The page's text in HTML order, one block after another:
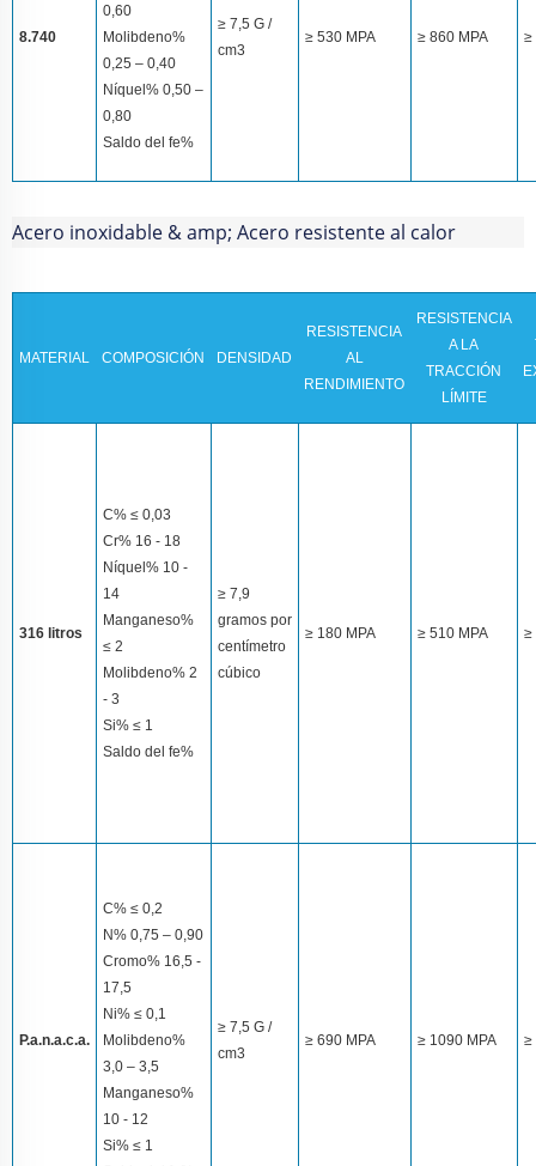
8.740
0,60
Molibdeno%
0,25 – 0,40
Níquel% 0,50 –
0,80
Saldo del fe%
≥ 7,5 G /
cm3
≥ 530 MPA ≥ 860 MPA ≥
Acero inoxidable & amp; Acero resistente al calor
MATERIAL COMPOSICIÓN DENSIDAD
RESISTENCIA
AL
RENDIMIENTO
RESISTENCIA
A LA
TRACCIÓN
LÍMITE
316 litros
C% ≤ 0,03
Cr% 16 - 18
Níquel% 10 -
14
Manganeso%
≤ 2
Molibdeno% 2
- 3
Si% ≤ 1
Saldo del fe%
≥ 7,9
gramos por
centímetro
cúbico
≥ 180 MPA ≥ 510 MPA ≥
P.a.n.a.c.a.
C% ≤ 0,2
N% 0,75 – 0,90
Cromo% 16,5 -
17,5
Ni% ≤ 0,1
Molibdeno%
3,0 – 3,5
Manganeso%
10 - 12
Si% ≤ 1
≥ 7,5 G /
cm3
≥ 690 MPA ≥ 1090 MPA ≥